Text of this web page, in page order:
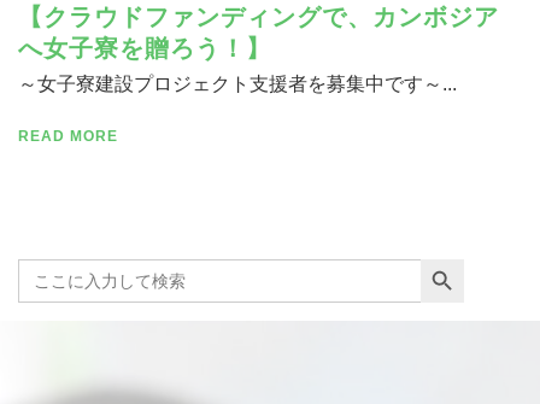
【クラウドファンディングで、カンボジア
へ女子寮を贈ろう！】
～女子寮建設プロジェクト支援者を募集中です～...
READ MORE
Search
for:
Search Button